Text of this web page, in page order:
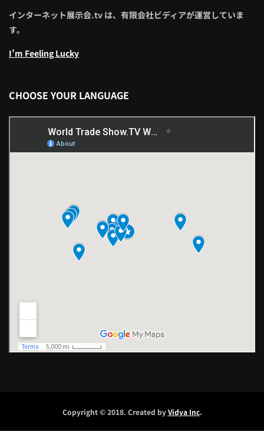
インターネット展示会.tv は、有限会社ビディアが運営していま
す。
I’m Feeling Lucky
CHOOSE YOUR LANGUAGE
Copyright © 2018. Created byVidya Inc.